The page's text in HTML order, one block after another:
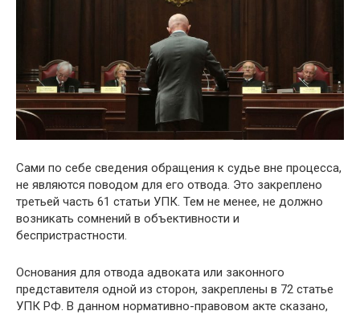
Сами по себе сведения обращения к судье вне процесса,
не являются поводом для его отвода. Это закреплено
третьей часть 61 статьи УПК. Тем не менее, не должно
возникать сомнений в объективности и
беспристрастности.
Основания для отвода адвоката или законного
представителя одной из сторон, закреплены в 72 статье
УПК РФ. В данном нормативно-правовом акте сказано,